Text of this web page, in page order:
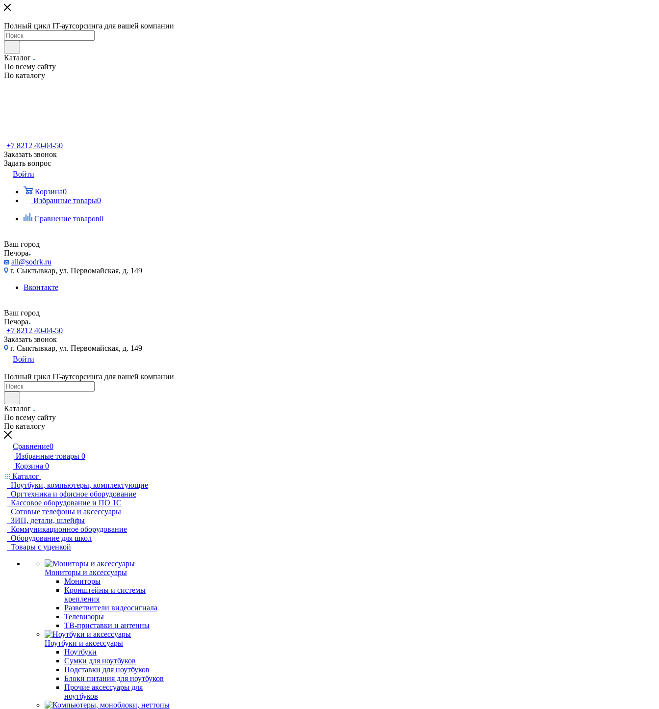
Полный цикл IT-аутсорсинга для вашей компании
Каталог
По всему сайту
По каталогу
+7 8212 40-04-50
Заказать звонок
Задать вопрос
Войти
Корзина0
Избранные товары0
Сравнение товаров0
Ваш город
Печора
all@sodrk.ru
г. Сыктывкар, ул. Первомайская, д. 149
Вконтакте
Ваш город
Печора
+7 8212 40-04-50
Заказать звонок
г. Сыктывкар, ул. Первомайская, д. 149
Войти
Полный цикл IT-аутсорсинга для вашей компании
Каталог
По всему сайту
По каталогу
Сравнение0
Избранные товары 0
Корзина 0
Каталог
Ноутбуки, компьютеры, комплектующие
Оргтехника и офисное оборудование
Кассовое оборудование и ПО 1С
Сотовые телефоны и аксессуары
ЗИП, детали, шлейфы
Коммуникационное оборудование
Оборудование для школ
Товары с уценкой
Мониторы и аксессуары
Мониторы
Кронштейны и системы
крепления
Разветвители видеосигнала
Телевизоры
ТВ-приставки и антенны
Ноутбуки и аксессуары
Ноутбуки
Сумки для ноутбуков
Подставки для ноутбуков
Блоки питания для ноутбуков
Прочие аксессуары для
ноутбуков